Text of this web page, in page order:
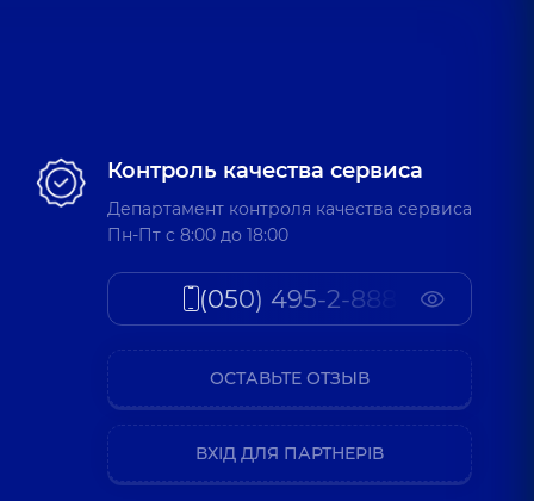
Контроль качества сервиса
Департамент контроля качества сервиса
Пн-Пт c 8:00 до 18:00
(050) 495-2-888
ОСТАВЬТЕ ОТЗЫВ
ВХІД ДЛЯ ПАРТНЕРІВ